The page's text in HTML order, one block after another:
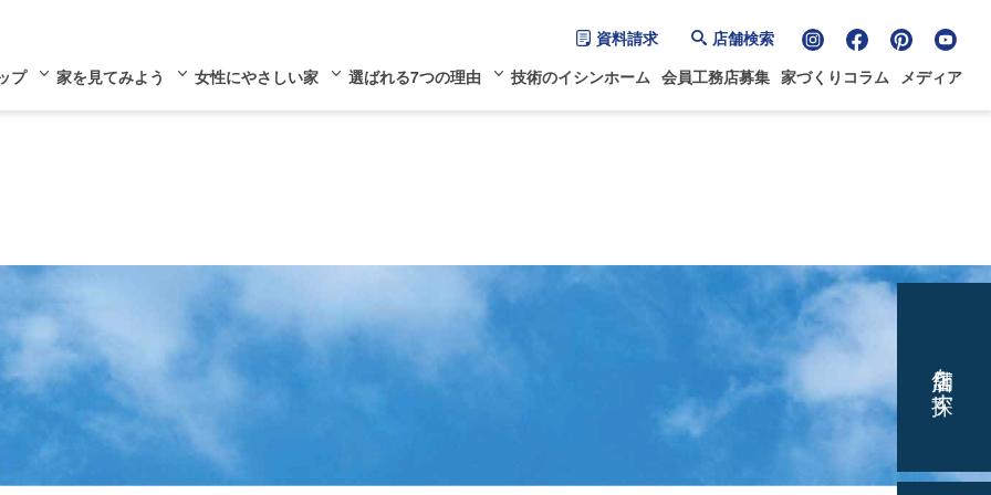
資料請求
店舗検索
プ
家を見てみよう 女性にやさしい家 選ばれる7つの理由 技術のイシンホーム 会員工務店募集 家づくりコラム メディア
店舗を探す